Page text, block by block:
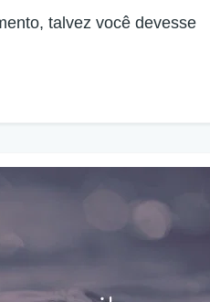
talvez você devesse